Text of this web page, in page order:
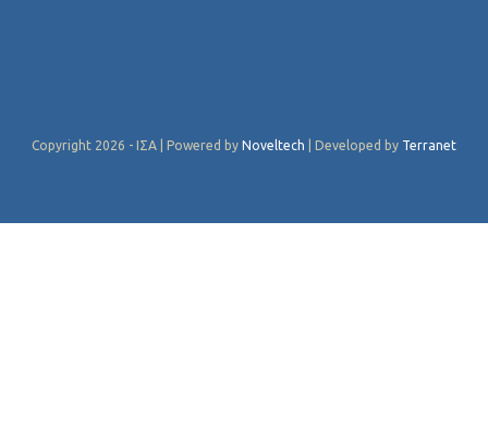
Copyright 2026 - ΙΣΑ | Powered by Noveltech | Developed by Terranet